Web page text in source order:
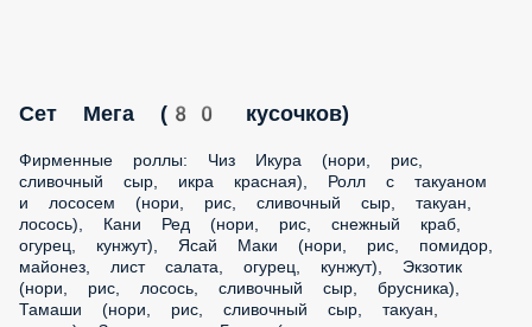
сливочный сыр, такуан, лосось), Кани Ред (нори, рис,
помидор, майонез, лист салата, огурец, кунжут), Экзотик
(нори, рис, лосось, сливочный сыр, брусника), Тамаши
(нори, рис, сливочный сыр, такуан, курица) Запеченные:
Грин (нори, рис, курица, помидоры, чесночный соус),
Горячий краб (нори, рис, снежный краб, белый соус,
огурец, пармезан) Темпура: Темпура окунь (нори, рис,
окунь, спайси соус, соус терияки, кляр), Ика фрай (нори,
рис, майонез, кальмар, лук фри, кляр, соус медовый)